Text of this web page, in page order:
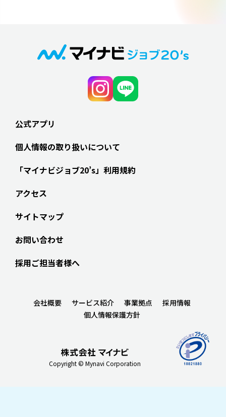
公式アプリ
個人情報の取り扱いについて
「マイナビジョブ20’s」利用規約
アクセス
サイトマップ
お問い合わせ
採用ご担当者様へ
Copyright © Mynavi Corporation
会社概要 サービス紹介 事業拠点
採用情報
個人情報保護方針